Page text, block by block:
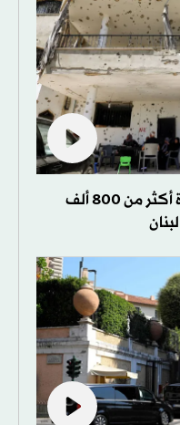
«الأمم المتحدة»: عودة أكثر من 800 ألف